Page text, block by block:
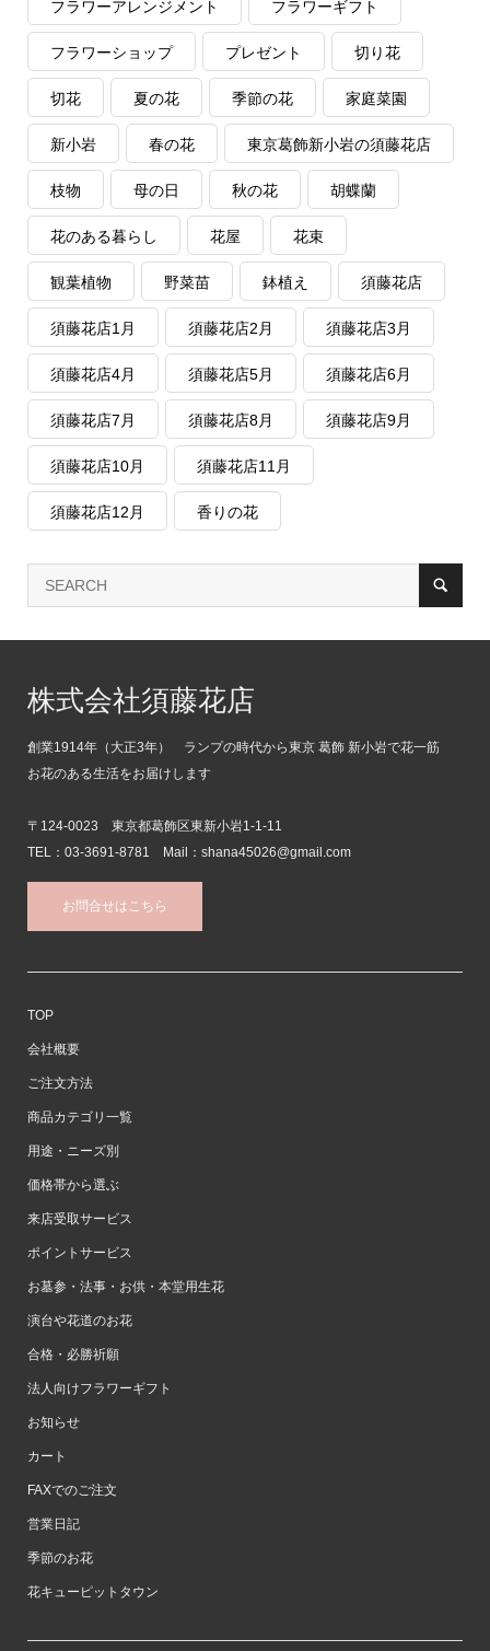
フラワーアレンジメント フラワーギフト
フラワーショップ プレゼント 切り花
切花 夏の花 季節の花 家庭菜園
新小岩 春の花 東京葛飾新小岩の須藤花店
枝物 母の日 秋の花 胡蝶蘭
花のある暮らし 花屋 花束
観葉植物 野菜苗 鉢植え 須藤花店
須藤花店1月 須藤花店2月 須藤花店3月
須藤花店4月 須藤花店5月 須藤花店6月
須藤花店7月 須藤花店8月 須藤花店9月
須藤花店10月 須藤花店11月
須藤花店12月 香りの花
株式会社須藤花店
創業1914年（大正3年） ランプの時代から東京 葛飾 新小岩で花一筋
お花のある生活をお届けします
〒124-0023 東京都葛飾区東新小岩1-1-11
TEL：03-3691-8781 Mail：shana45026@gmail.com
お問合せはこちら
TOP
会社概要
ご注文方法
商品カテゴリ一覧
用途・ニーズ別
価格帯から選ぶ
来店受取サービス
ポイントサービス
お墓参・法事・お供・本堂用生花
演台や花道のお花
合格・必勝祈願
法人向けフラワーギフト
お知らせ
カート
FAXでのご注文
営業日記
季節のお花
花キューピットタウン